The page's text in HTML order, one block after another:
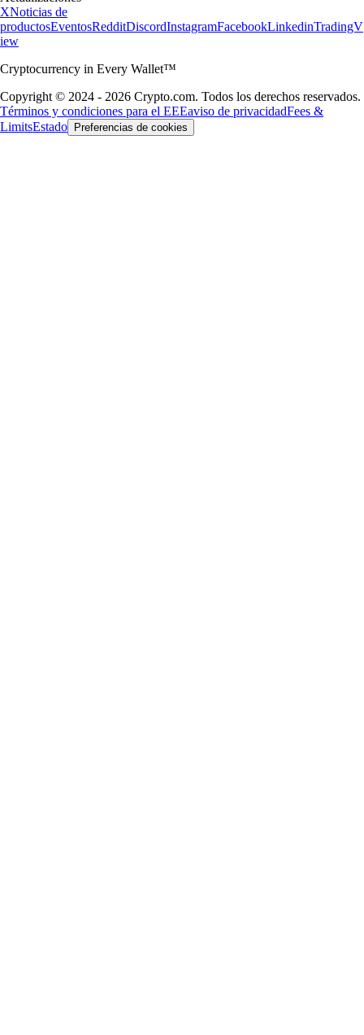
XNoticias de
productosEventosRedditDiscordInstagramFacebookLinkedinTradingV
iew
Cryptocurrency in Every Wallet™
Copyright © 2024 - 2026 Crypto.com. Todos los derechos reservados.
Términos y condiciones para el EEEaviso de privacidadFees &
LimitsEstado Preferencias de cookies